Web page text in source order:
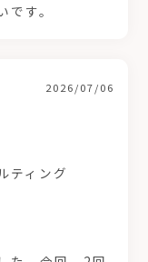
す。
2026/07/06
ティング